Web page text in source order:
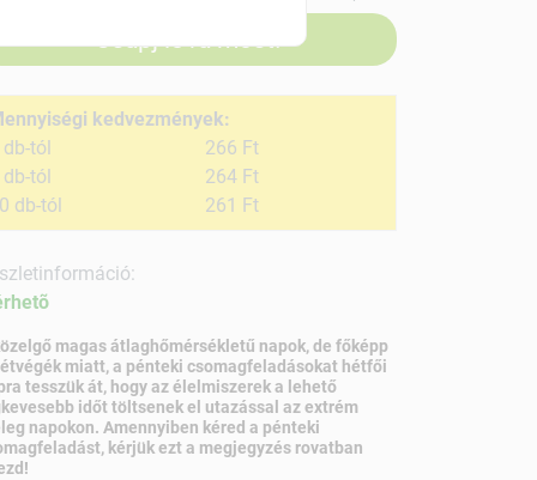
Csapj le rá most!
kedvezmények:
tól
266 Ft
tól
264 Ft
db-tól
261 Ft
magas átlaghőmérsékletű napok, de főképp
miatt, a pénteki csomagfeladásokat hétfői
tesszük át, hogy az élelmiszerek a lehető
időt töltsenek el utazással az extrém
napokon. Amennyiben kéred a pénteki
kérjük ezt a megjegyzés rovatban